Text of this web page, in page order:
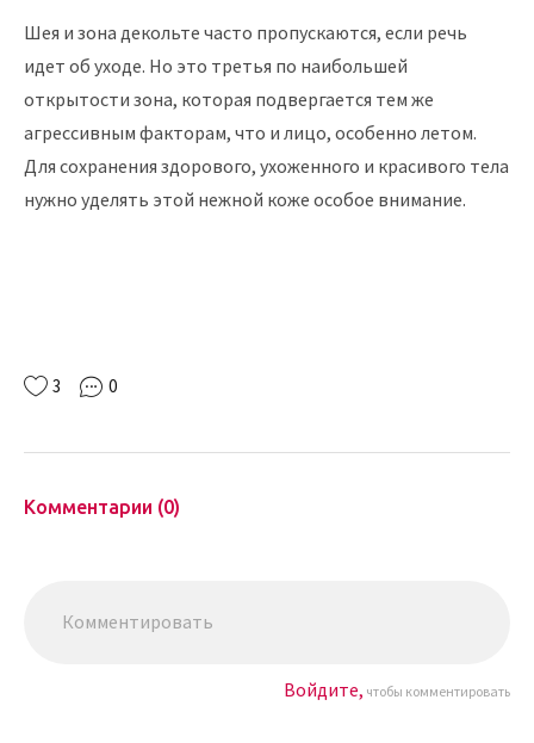
Шея и зона декольте часто пропускаются, если речь
идет об уходе. Но это третья по наибольшей
открытости зона, которая подвергается тем же
агрессивным факторам, что и лицо, особенно летом.
Для сохранения здорового, ухоженного и красивого тела
нужно уделять этой нежной коже особое внимание.
3 0
Комментарии (0)
Войдите, чтобы комментировать